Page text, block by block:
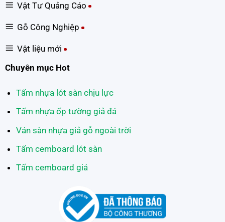
Vật Tư Quảng Cáo
Gỗ Công Nghiệp
Vật liệu mới
Chuyên mục Hot
Tấm nhựa lót sàn chịu lực
Tấm nhựa ốp tường giả đá
Ván sàn nhựa giả gỗ ngoài trời
Tấm cemboard lót sàn
Tấm cemboard giá